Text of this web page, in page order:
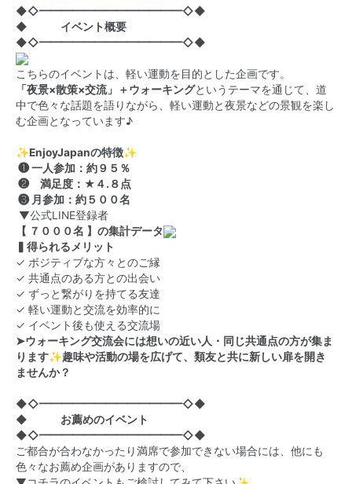
◆◇━━━━━━━━━━━━━◇◆
◆ イベント概要
◆◇━━━━━━━━━━━━━◇◆
こちらのイベントは、軽い運動を目的とした企画です。
「夜景×散策×交流」＋ウォーキングというテーマを通じて、道
中で色々な話題を語りながら、軽い運動と夜景などの景観を楽し
む企画となっています♪
✨EnjoyJapanの特徴✨
❶ 一人参加：約９５％
❷ 満足度：★４.８点
❸ 月参加：約５００名
▼公式LINE登録者
【 ７０００名 】の集計データ
▍得られるメリット
✓ ボジティブな方々とのご縁
✓ 共通点のある方との出会い
✓ ずっと繋がりを持てる友達
✓ 軽い運動と交流を効率的に
✓ イベント後も使える交流場
➤ウォーキング交流会には想いの近い人・同じ共通点の方が集ま
ります✨趣味や活動の場を広げて、類友と共に新しい扉を開き
ませんか？
◆◇━━━━━━━━━━━━━◇◆
◆ お薦めのイベント
◆◇━━━━━━━━━━━━━◇◆
ご都合が合わなかったり満席で参加できない場合には、他にも
色々なお薦め企画がありますので、